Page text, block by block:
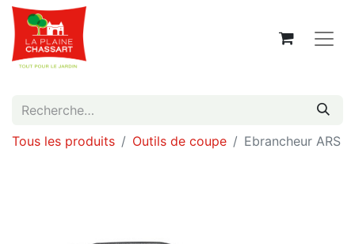
Tous les produits Outils de coupe Ebrancheur ARS